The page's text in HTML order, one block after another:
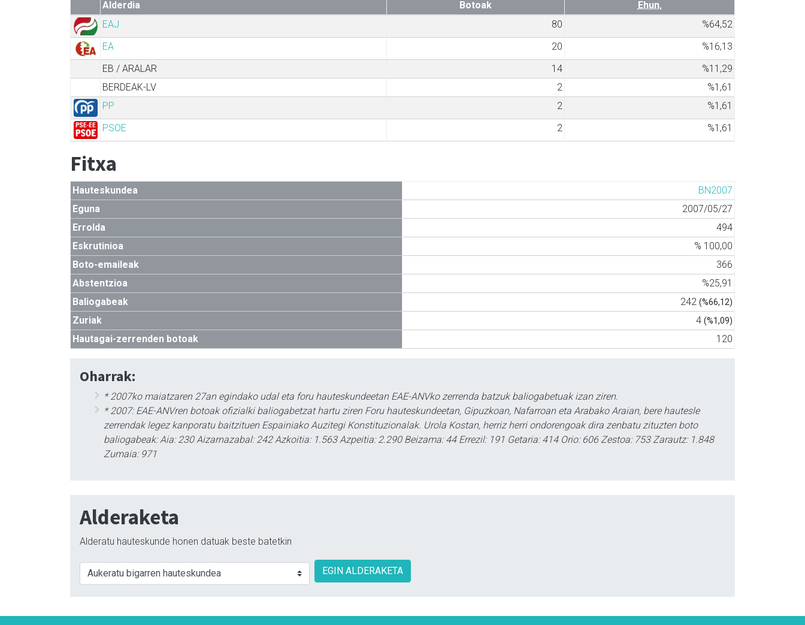
Alderdia Botoak
Ehun.
EAJ
80
%64,52
EA
20
%16,13
EB / ARALAR
14
%11,29
BERDEAK-LV
2
%1,61
PP
2
%1,61
PSOE
2 %1,61
Fitxa
Hauteskundea
BN2007
Eguna
2007/05/27
Errolda
494
Eskrutinioa
% 100,00
Boto-emaileak
366
Abstentzioa
%25,91
Baliogabeak
242 (%66,12)
Zuriak 4 (%1,09)
Hautagai-zerrenden botoak 120
Oharrak:
* 2007ko maiatzaren 27an egindako udal eta foru hauteskundeetan EAE-ANVko zerrenda batzuk baliogabetuak izan ziren.
* 2007: EAE-ANVren botoak ofizialki baliogabetzat hartu ziren Foru hauteskundeetan, Gipuzkoan, Nafarroan eta Arabako Araian, bere hautesle
zerrendak legez kanporatu baitzituen Espainiako Auzitegi Konstituzionalak. Urola Kostan, herriz herri ondorengoak dira zenbatu zituzten boto
baliogabeak: Aia: 230 Aizarnazabal: 242 Azkoitia: 1.563 Azpeitia: 2.290 Beizama: 44 Errezil: 191 Getaria: 414 Orio: 606 Zestoa: 753 Zarautz: 1.848
Zumaia: 971
Alderaketa
Alderatu hauteskunde honen datuak beste batetkin
EGIN ALDERAKETA